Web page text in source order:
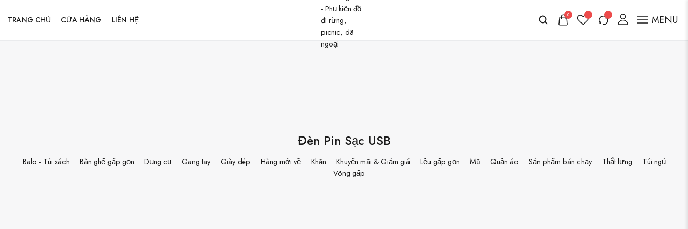
TRANG CHỦ CỬA HÀNG LIÊN HỆ 0 MENU
Đèn Pin Sạc USB
Balo - Túi xách Bàn ghế gấp gọn Dụng cụ Gang tay Giày dép Hàng mới về Khăn Khuyến mãi & Giảm giá Lều gấp gọn Mũ Quần áo Sản phẩm bán chạy Thắt lưng
Túi ngủ
Võng gấp